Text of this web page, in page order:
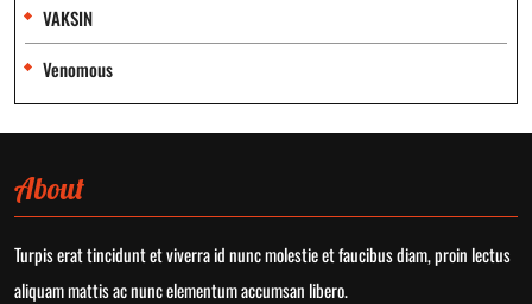
VAKSIN
Venomous
About
Turpis erat tincidunt et viverra id nunc molestie et faucibus diam, proin lectus
aliquam mattis ac nunc elementum accumsan libero.